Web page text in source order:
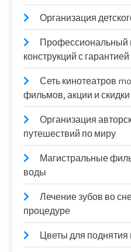
Организация
Профессиональный
конструкций с гарантией
Сеть кинотеатров
фильмов, акции и скидки
Организация
путешествий по миру
Магистральные
воды
Лечение зубов во
процедуре
Цветы для поднятия